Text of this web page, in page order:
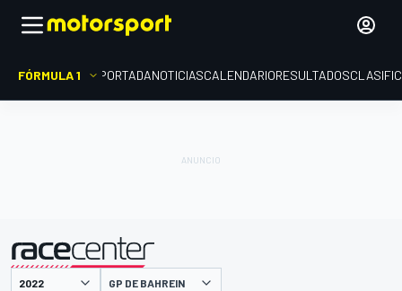
FÓRMULA 1 PORTADANOTICIASCALENDARIORESULTADOS
GP DE BAHREIN